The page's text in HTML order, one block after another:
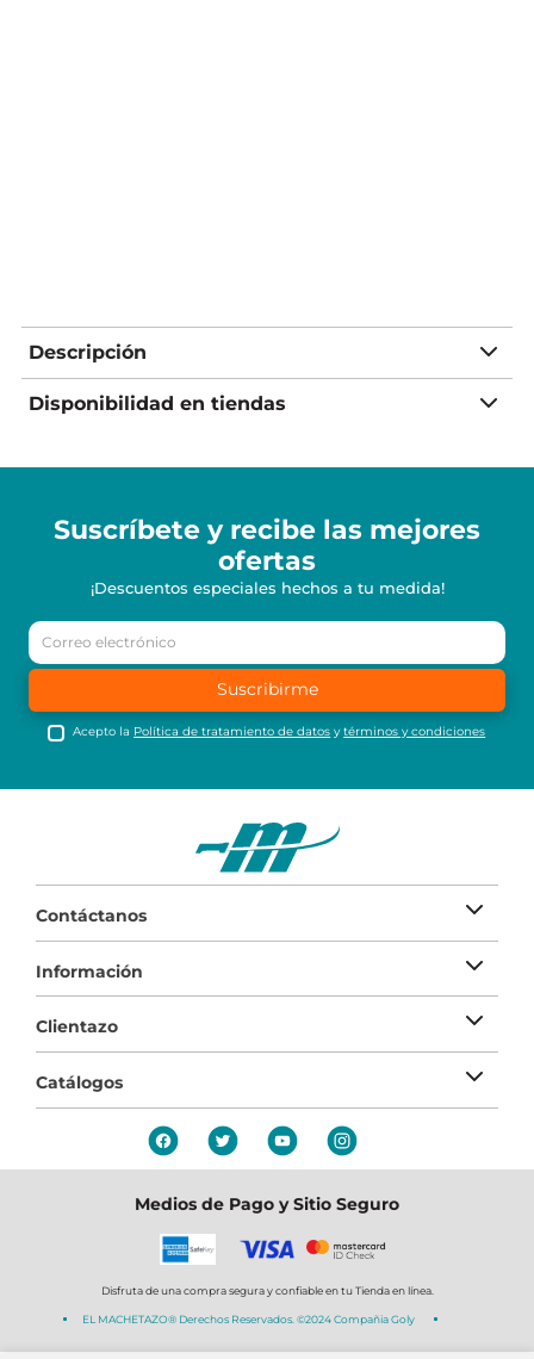
Descripción
Disponibilidad en tiendas
Suscríbete y recibe las mejores
ofertas
¡Descuentos especiales hechos a tu medida!
Suscribirme
Acepto la Política de tratamiento de datos ytérminos y condiciones
Contáctanos
Información
Clientazo
Catálogos
Medios de Pago y Sitio Seguro
Disfruta de una compra segura y confiable en tu Tienda en línea.
EL MACHETAZO® Derechos Reservados. ©2024 Compañia Goly